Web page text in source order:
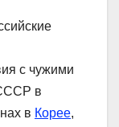
с чужими
в
в Корее,